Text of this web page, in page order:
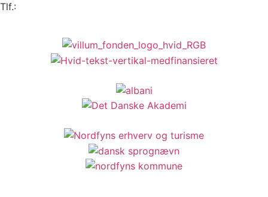
Tlf.: